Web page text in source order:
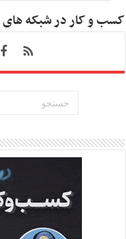
کسب و کار در شبکه های